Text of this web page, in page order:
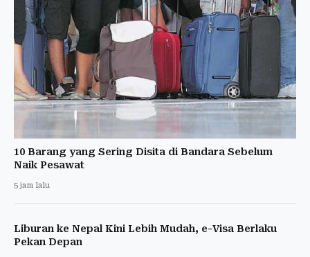
10 Barang yang Sering Disita di Bandara Sebelum
Naik Pesawat
5 jam lalu
Liburan ke Nepal Kini Lebih Mudah, e-Visa Berlaku
Pekan Depan